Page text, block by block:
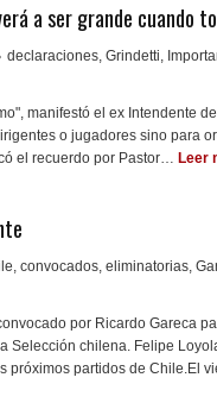
a ser grande cuando
declaraciones, Grindetti,
manifestó el ex Intendente
o jugadores sino para
el recuerdo por Pastor… Leer
, convocados, eliminatorias,
por Ricardo Gareca
Selección chilena. Felipe
próximos partidos de Chile.El